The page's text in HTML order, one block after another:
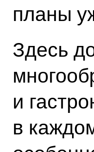
планы
Здесь
и
в